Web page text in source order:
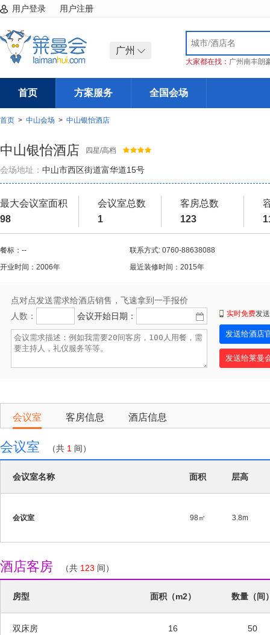
用户登录 用户注册
广州
大家都在找： 广州南丰朗
首页 方案服务 全国会场
首页 > 中山会场 > 中山银怡酒店
中山银怡酒店 四星/高档
会场地址： 中山市西区街道富华道15号
最大会议室面积
98
会议室总数
1
客房总数
123
餐标：--
联系方式: 0760-88638088
开业时间：2006年
最近装修时间：2015年
点对点发送需求给酒店销售，飞速拿到一手报价
人数：
会议开始日期： 实时免费发
会议室 客房信息 酒店信息
会议室 （共 1 间）
会议室名称 面积 层高
会议室 98㎡ 3.8m
酒店客房 （共 123 间）
房型 面积（m2） 数量（间
双床房 16 50